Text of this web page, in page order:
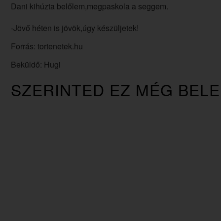
Dani kihúzta belőlem,megpaskola a seggem.
-Jövő héten is jövök,úgy készüljetek!
Forrás: tortenetek.hu
Beküldő: Hugi
SZERINTED EZ MÉG